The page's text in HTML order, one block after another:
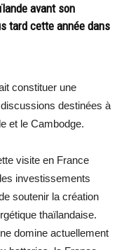
avant son
tard cette année dans
constituer une
destinées à
et le Cambodge.
visite en France
investissements
soutenir la création
thaïlandaise.
domine actuellement